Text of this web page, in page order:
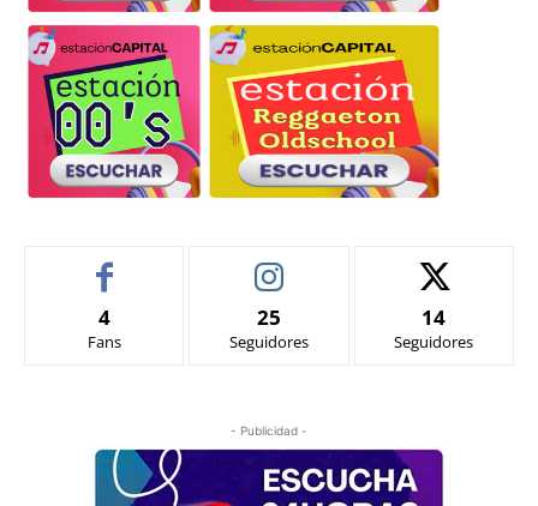
4
Fans
25
Seguidores
14
Seguidores
- Publicidad -